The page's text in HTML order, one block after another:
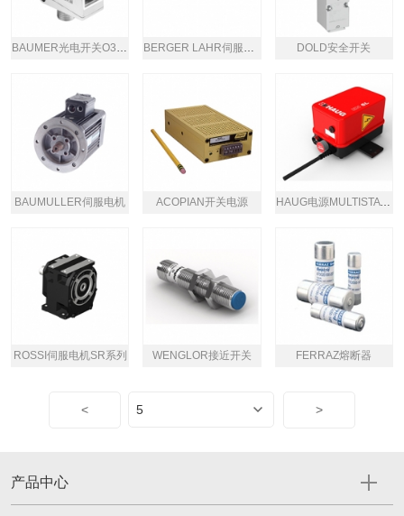
BAUMER光电开关O300/O500 BERGER LAHR伺服电机LEXIUM 62系列 DOLD安全开关
BAUMULLER伺服电机 ACOPIAN开关电源 HAUG电源MULTISTAT EX SDN
ROSSI伺服电机SR系列 WENGLOR接近开关 FERRAZ熔断器
< >
产品中心